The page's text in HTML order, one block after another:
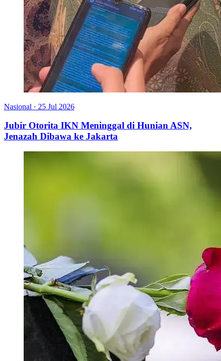
Nasional · 25 Jul 2026
Jubir Otorita IKN Meninggal di Hunian ASN,
Jenazah Dibawa ke Jakarta